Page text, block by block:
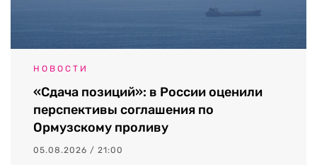
НОВОСТИ
«Сдача позиций»: в России оценили
перспективы соглашения по
Ормузскому проливу
05.08.2026 / 21:00